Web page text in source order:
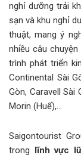
nghỉ dưỡng trải
sạn và khu nghỉ
thuật, mang ý
nhiều câu
trình phát triển
Continental Sài
Gòn, Caravell Sài
Morin (Huế),…
Saigontourist
trong lĩnh vực